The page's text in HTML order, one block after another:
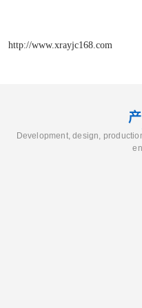
http://www.xrayjc168.com
Development, design,